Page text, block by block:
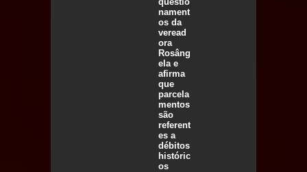
nament
os da
veread
ora
Rosâng
ela e
afirma
que
parcela
mentos
são
referent
es a
débitos
históric
os